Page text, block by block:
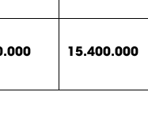
15.400.000